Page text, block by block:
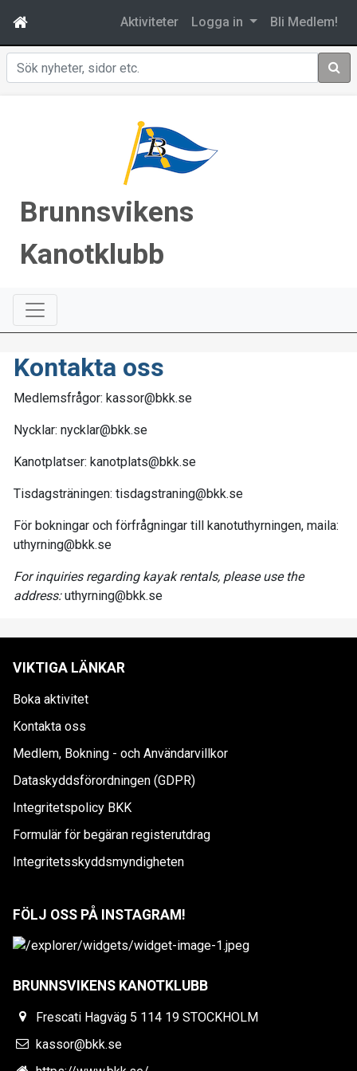
Aktiviteter Logga in Bli Medlem!
Sök
Brunnsvikens
Kanotklubb
Kontakta oss
Medlemsfrågor: kassor@bkk.se
Nycklar: nycklar@bkk.se
Kanotplatser: kanotplats@bkk.se
Tisdagsträningen: tisdagstraning@bkk.se
För bokningar och förfrågningar till kanotuthyrningen, maila:
uthyrning@bkk.se
For inquiries regarding kayak rentals, please use the
address:uthyrning@bkk.se
VIKTIGA LÄNKAR
Boka aktivitet
Kontakta oss
Medlem, Bokning - och Användarvillkor
Dataskyddsförordningen (GDPR)
Integritetspolicy BKK
Formulär för begäran registerutdrag
Integritetsskyddsmyndigheten
FÖLJ OSS PÅ INSTAGRAM!
BRUNNSVIKENS KANOTKLUBB
Frescati Hagväg 5 114 19 STOCKHOLM
kassor@bkk.se